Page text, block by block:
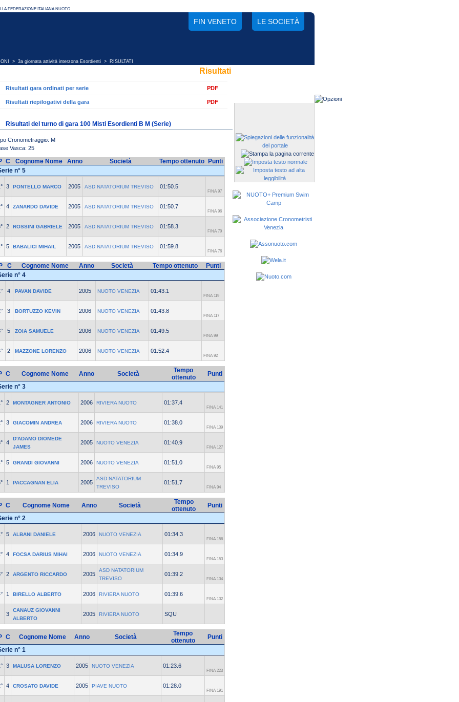
FIN VENETO LE SOCIETÀ
> 3a giornata attività interzona Esordienti > RISULTATI
Risultati
Risultati gara ordinati per serie PDF
Risultati riepilogativi della gara PDF
Risultati del turno di gara 100 Misti Esordienti B M (Serie)
Cronometraggio: M
Vasca: 25
C Cognome Nome Anno Società Tempo ottenuto
Punti
n° 5
3 PONTELLO MARCO 2005 ASD NATATORIUM TREVISO 01:50.5
FINA 97
4 ZANARDO DAVIDE 2005 ASD NATATORIUM TREVISO 01:50.7
FINA 96
2 ROSSINI GABRIELE 2005 ASD NATATORIUM TREVISO 01:58.3
FINA 79
5 BABALICI MIHAIL 2005 ASD NATATORIUM TREVISO 01:59.8
FINA 76
P C Cognome Nome Anno Società Tempo ottenuto
Punti
n° 4
4 PAVAN DAVIDE 2005 NUOTO VENEZIA 01:43.1
FINA 119
3 BORTUZZO KEVIN 2006 NUOTO VENEZIA 01:43.8
FINA 117
5 ZOIA SAMUELE 2006 NUOTO VENEZIA 01:49.5
FINA 99
2 MAZZONE LORENZO 2006 NUOTO VENEZIA 01:52.4
FINA 92
C Cognome Nome Anno Società
Tempo
ottenuto
Punti
n° 3
2 MONTAGNER ANTONIO 2006 RIVIERA NUOTO 01:37.4
FINA 141
3 GIACOMIN ANDREA 2006 RIVIERA NUOTO 01:38.0
FINA 139
4
D'ADAMO DIOMEDE
JAMES
2005 NUOTO VENEZIA 01:40.9
FINA 127
5 GRANDI GIOVANNI 2006 NUOTO VENEZIA 01:51.0
FINA 95
1 PACCAGNAN ELIA 2005
ASD NATATORIUM
TREVISO
01:51.7
FINA 94
C Cognome Nome Anno Società
Tempo
ottenuto
Punti
n° 2
5 ALBANI DANIELE 2006 NUOTO VENEZIA 01:34.3
FINA 156
4 FOCSA DARIUS MIHAI 2006 NUOTO VENEZIA 01:34.9
FINA 153
2 ARGENTO RICCARDO 2005
ASD NATATORIUM
TREVISO
01:39.2
FINA 134
1 BIRELLO ALBERTO 2006 RIVIERA NUOTO 01:39.6
FINA 132
3
CANAUZ GIOVANNI
ALBERTO
2005 RIVIERA NUOTO SQU
C Cognome Nome Anno Società
Tempo
ottenuto
Punti
n° 1
3 MALUSA LORENZO 2005 NUOTO VENEZIA 01:23.6
FINA 223
4 CROSATO DAVIDE 2005 PIAVE NUOTO 01:28.0
FINA 191